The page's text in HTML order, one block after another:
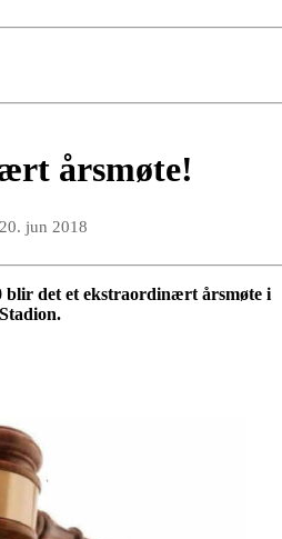
årsmøte!
20. jun 2018
blir det et ekstraordinært årsmøte i